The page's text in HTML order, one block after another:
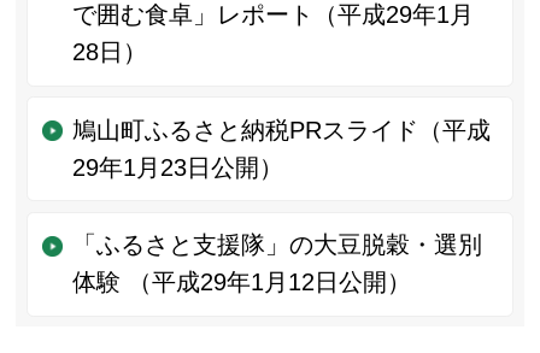
で囲む食卓」レポート（平成29年1月
28日）
鳩山町ふるさと納税PRスライド（平成
29年1月23日公開）
「ふるさと支援隊」の大豆脱穀・選別
体験 （平成29年1月12日公開）